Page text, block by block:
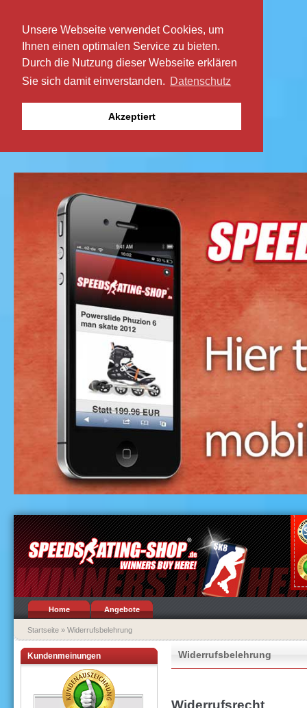
Unsere Webseite verwendet Cookies, um
Ihnen einen optimalen Service zu bieten.
Durch die Nutzung dieser Webseite erklären
Sie sich damit einverstanden. Datenschutz
Akzeptiert
Home Angebote
Startseite » Widerrufsbelehrung
Kundenmeinungen Widerrufsbelehrung
Widerrufsrecht